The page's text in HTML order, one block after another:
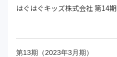
はぐはぐキッズ株式会社 第14期
第13期（2023年3月期）